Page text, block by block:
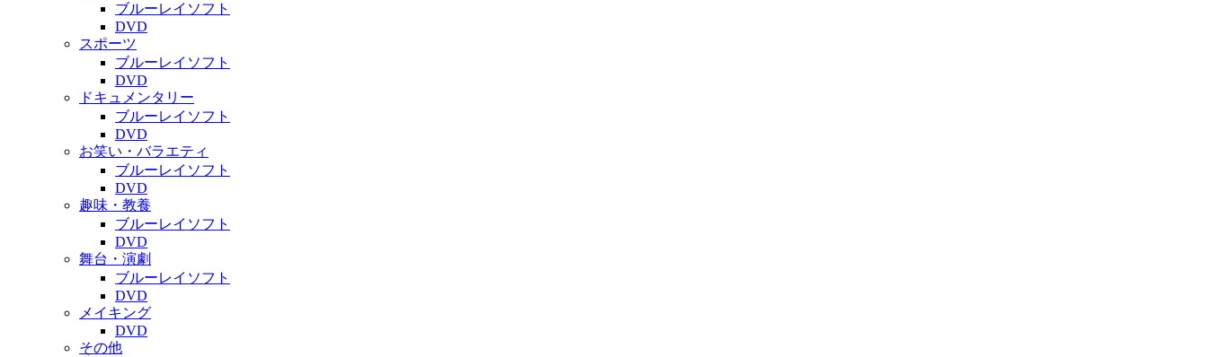
ブルーレイソフト
DVD
スポーツ
ブルーレイソフト
DVD
ドキュメンタリー
ブルーレイソフト
DVD
お笑い・バラエティ
ブルーレイソフト
DVD
趣味・教養
ブルーレイソフト
DVD
舞台・演劇
ブルーレイソフト
DVD
メイキング
DVD
その他